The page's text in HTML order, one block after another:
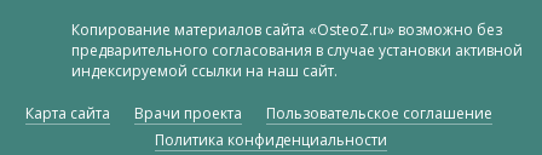
Копирование материалов сайта «OsteoZ.ru» возможно без
предварительного согласования в случае установки активной
индексируемой ссылки на наш сайт.
Карта сайта Врачи проекта
Пользовательское соглашение
Политика конфиденциальности